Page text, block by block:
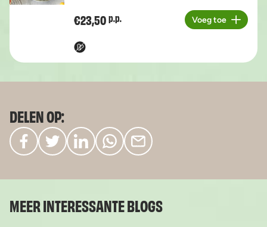
€23,50 p.p.
Aantal
Voeg toe
DELEN OP:
MEER INTERESSANTE BLOGS